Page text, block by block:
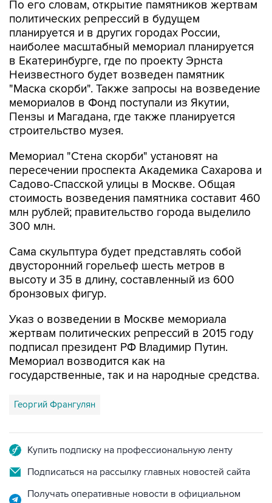
планируется и в других городах России,
наиболее масштабный мемориал планируется
в Екатеринбурге, где по проекту Эрнста
Неизвестного будет возведен памятник
"Маска скорби". Также запросы на возведение
мемориалов в Фонд поступали из Якутии,
Пензы и Магадана, где также планируется
строительство музея.
Мемориал "Стена скорби" установят на
Садово-Спасской улицы в Москве. Общая
стоимость возведения памятника составит 460
млн рублей; правительство города выделило
300 млн.
Сама скульптура будет представлять собой
высоту и 35 в длину, составленный из 600
бронзовых фигур.
Указ о возведении в Москве мемориала
подписал президент РФ Владимир Путин.
Мемориал возводится как на
государственные, так и на народные средства.
Георгий Франгулян
Подписаться на рассылку главных новостей сайта
Получать оперативные новости в официальном